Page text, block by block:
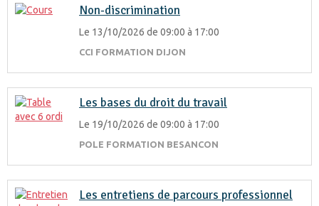
Non-discrimination
Le 13/10/2026 de 09:00 à 17:00
CCI FORMATION DIJON
Les bases du droit du travail
Le 19/10/2026 de 09:00 à 17:00
POLE FORMATION BESANCON
Les entretiens de parcours professionnel